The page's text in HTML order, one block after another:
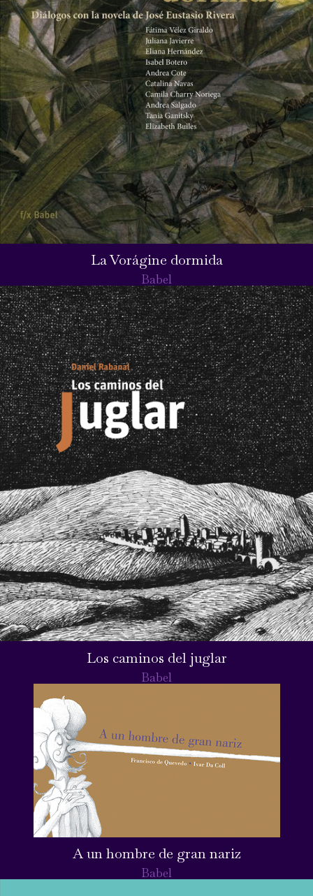
La Vorágine dormida
Babel
Los caminos del juglar
Babel
A un hombre de gran nariz
Babel